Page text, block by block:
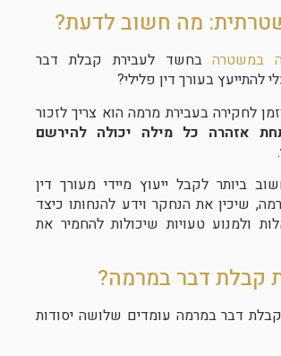
מה חשוב לדעת?
במשטרהבחשד לעבירת קבלת דבר
להתייעץ בעורך דין פלילי?
לחקירה בעבירת מרמה הוא צריך לזכור
אזהרה כל מילה יכולה להירשם
.
ביותר לקבל ייעוץ מיידי מעורך דין
שיכין את הנחקר וידע להנחותו כיצד
ולמנוע טעויות שיכולות להחמיר את
קבלת דבר במרמה?
דבר במרמה עומדים שלושה יסודות